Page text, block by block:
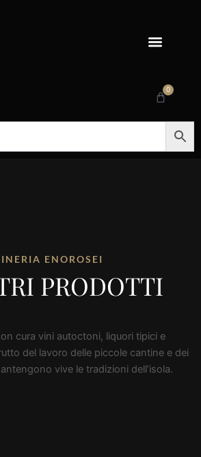
0
Carrello
ENOROSEI
PRODOTTI
cura vini autoctoni, liquori tipici e
del lavoro delle piccole cantine e dei
vive le tradizioni dell’isola.